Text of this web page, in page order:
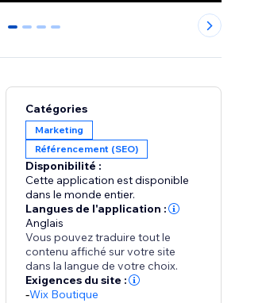
0 1 2 3
Catégories
Marketing
Référencement (SEO)
Disponibilité :
Cette application est disponible
dans le monde entier.
Langues de l'application :
Anglais
Vous pouvez traduire tout le
contenu affiché sur votre site
dans la langue de votre choix.
Exigences du site :
-Wix Boutique